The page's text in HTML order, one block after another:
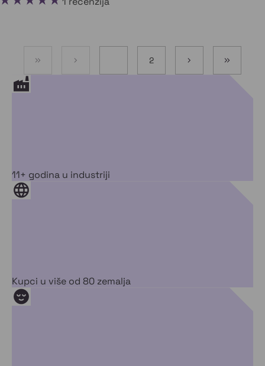
2
11+ godina u industriji
Kupci u više od 80 zemalja